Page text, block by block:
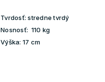
Tvrdosť: stredne tvrdý
Nosnosť: 110 kg
Výška: 17 cm